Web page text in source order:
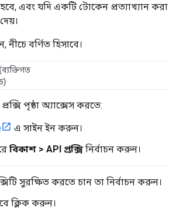
এবং যদি একটি টোকেন প্রত্যাখ্যান
নীচে বর্ণিত হিসাবে।
পৃষ্ঠা অ্যাক্সেস করতে:
এ সাইন ইন করুন।
বিকাশ > API প্রক্সি নির্বাচন করুন।
সুরক্ষিত করতে চান তা নির্বাচন করুন।
ক্লিক করুন।